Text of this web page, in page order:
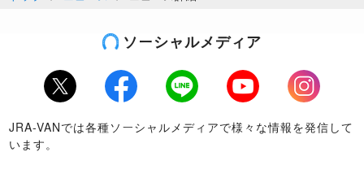
ソーシャルメディア
Twitter Facebook LINE Youtube
Instagram
JRA-VANでは各種ソーシャルメディアで様々な情報を発信して
います。